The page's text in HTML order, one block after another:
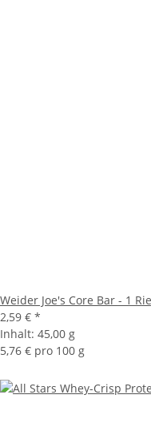
Weider Joe's Core Bar - 1
2,59 € *
Inhalt: 45,00 g
5,76 € pro 100 g